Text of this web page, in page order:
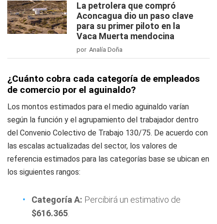
La petrolera que compró
Aconcagua dio un paso clave
para su primer piloto en la
Vaca Muerta mendocina
por Analía Doña
¿Cuánto cobra cada categoría de empleados
de comercio por el aguinaldo?
Los montos estimados para el medio aguinaldo varían
según la función y el agrupamiento del trabajador dentro
del Convenio Colectivo de Trabajo 130/75. De acuerdo con
las escalas actualizadas del sector, los valores de
referencia estimados para las categorías base se ubican en
los siguientes rangos:
Categoría A: Percibirá un estimativo de
$616.365